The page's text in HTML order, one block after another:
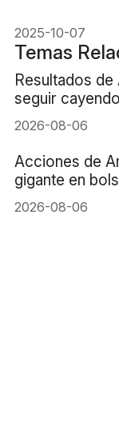
2025-10-07
Temas
Resultados
seguir
un 16%?
2026-08-06
Acciones de
gigante en
2026-08-06